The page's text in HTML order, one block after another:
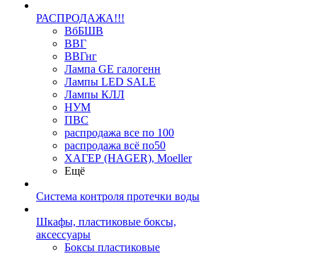
РАСПРОДАЖА!!!
ВбБШВ
ВВГ
ВВГнг
Лампа GE галогенн
Лампы LED SALE
Лампы КЛЛ
НУМ
ПВС
распродажа все по 100
распродажа всё по50
ХАГЕР (HAGER), Moeller
Ещё
Система контроля протечки воды
Шкафы, пластиковые боксы,
аксессуары
Боксы пластиковые